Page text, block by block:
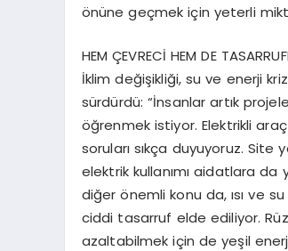
önüne geçmek için yeterli
HEM ÇEVRECİ HEM DE
İklim değişikliği, su ve enerji
sürdürdü: “İnsanlar artık
öğrenmek istiyor. Elektrikli
soruları sıkça duyuyoruz.
elektrik kullanımı aidatlara da
diğer önemli konu da, ısı ve
ciddi tasarruf elde ediliyor.
azaltabilmek için de yeşil